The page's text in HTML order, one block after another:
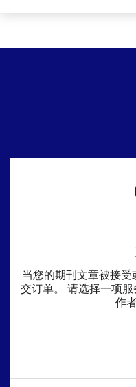
当您的期刊文章被接
交订单。 请选择一项
作